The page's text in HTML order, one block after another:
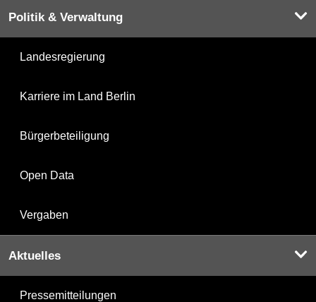
Politik & Verwaltung
Landesregierung
Karriere im Land Berlin
Bürgerbeteiligung
Open Data
Vergaben
Aktuelles
Pressemitteilungen